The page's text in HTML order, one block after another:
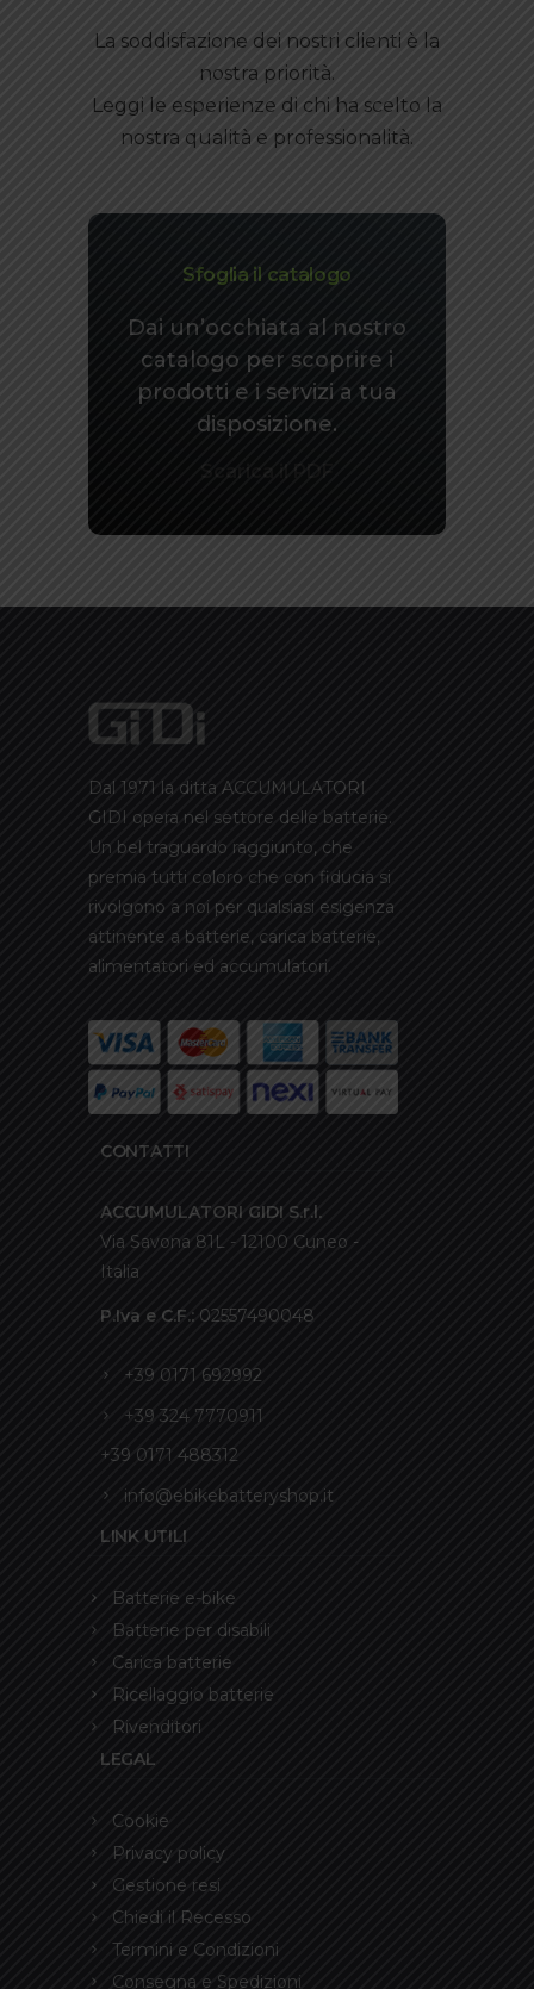
La soddisfazione dei nostri clienti è la
nostra priorità.
Leggi le esperienze di chi ha scelto la
nostra qualità e professionalità.
Sfoglia il catalogo
Dai un’occhiata al nostro
catalogo per scoprire i
prodotti e i servizi a tua
disposizione.
Scarica il PDF
Dal 1971 la ditta ACCUMULATORI
GIDI opera nel settore delle batterie.
Un bel traguardo raggiunto, che
premia tutti coloro che con fiducia si
rivolgono a noi per qualsiasi esigenza
attinente a batterie, carica batterie,
alimentatori ed accumulatori.
CONTATTI
ACCUMULATORI GIDI S.r.l.
Via Savona 81L - 12100 Cuneo -
Italia
P.Iva e C.F.: 02557490048
+39 0171 692992
+39 324 7770911
+39 0171 488312
info@ebikebatteryshop.it
LINK UTILI
Batterie e-bike
Batterie per disabili
Carica batterie
Ricellaggio batterie
Rivenditori
LEGAL
Cookie
Privacy policy
Gestione resi
Chiedi il Recesso
Termini e Condizioni
Consegna e Spedizioni